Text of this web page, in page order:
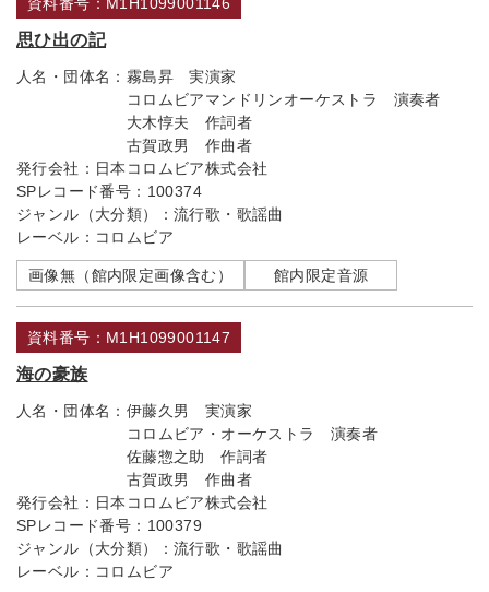
資料番号：M1H1099001146
思ひ出の記
人名・団体名： 霧島昇 実演家
コロムビアマンドリンオーケストラ 演奏者
大木惇夫 作詞者
古賀政男 作曲者
発行会社： 日本コロムビア株式会社
SPレコード番号： 100374
ジャンル（大分類）： 流行歌・歌謡曲
レーベル： コロムビア
画像無（館内限定画像含む） 館内限定音源
資料番号：M1H1099001147
海の豪族
人名・団体名： 伊藤久男 実演家
コロムビア・オーケストラ 演奏者
佐藤惣之助 作詞者
古賀政男 作曲者
発行会社： 日本コロムビア株式会社
SPレコード番号： 100379
ジャンル（大分類）： 流行歌・歌謡曲
レーベル： コロムビア